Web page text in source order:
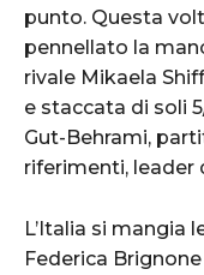
punto. Questa
pennellato la
rivale Mikaela
e staccata di soli
Gut-Behrami,
riferimenti, leader
L’Italia si mangia
Federica